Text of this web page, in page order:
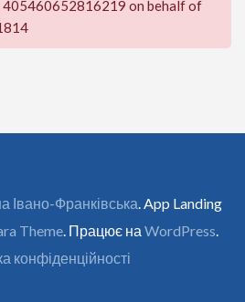
405460652816219 on behalf of
Івано-Франківська . App Landing
Theme . Працює на WordPress
конфіденційності